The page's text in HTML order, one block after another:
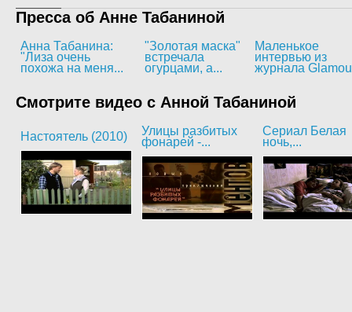
Пресса об Анне Табаниной
Анна Табанина:
"Лиза очень
похожа на меня...
"Золотая маска"
встречала
огурцами, а...
Маленькое
интервью из
журнала
Смотрите видео с Анной Табаниной
Настоятель (2010)
Улицы разбитых
фонарей -...
Сериал Белая
ночь,...